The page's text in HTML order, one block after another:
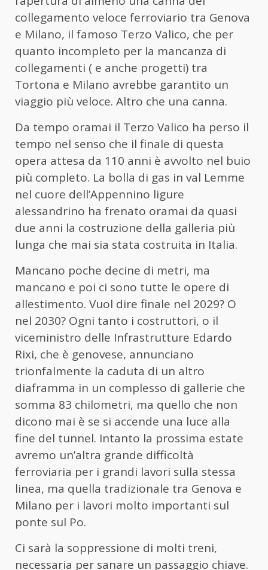
collegamento veloce ferroviario tra Genova
e Milano, il famoso Terzo Valico, che per
quanto incompleto per la mancanza di
collegamenti ( e anche progetti) tra
Tortona e Milano avrebbe garantito un
viaggio più veloce. Altro che una canna.
Da tempo oramai il Terzo Valico ha perso il
tempo nel senso che il finale di questa
opera attesa da 110 anni è avvolto nel buio
più completo. La bolla di gas in val Lemme
nel cuore dell’Appennino ligure
alessandrino ha frenato oramai da quasi
due anni la costruzione della galleria più
lunga che mai sia stata costruita in Italia.
Mancano poche decine di metri, ma
mancano e poi ci sono tutte le opere di
allestimento. Vuol dire finale nel 2029? O
nel 2030? Ogni tanto i costruttori, o il
viceministro delle Infrastrutture Edardo
Rixi, che è genovese, annunciano
trionfalmente la caduta di un altro
diaframma in un complesso di gallerie che
somma 83 chilometri, ma quello che non
dicono mai è se si accende una luce alla
fine del tunnel. Intanto la prossima estate
avremo un’altra grande difficoltà
ferroviaria per i grandi lavori sulla stessa
linea, ma quella tradizionale tra Genova e
Milano per i lavori molto importanti sul
ponte sul Po.
Ci sarà la soppressione di molti treni,
necessaria per sanare un passaggio chiave.